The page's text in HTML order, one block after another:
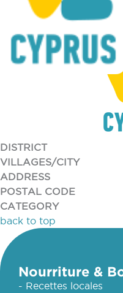
DISTRICT
VILLAGES/CITY
ADDRESS
POSTAL CODE
CATEGORY
back to top
Nourriture &
- Recettes locales